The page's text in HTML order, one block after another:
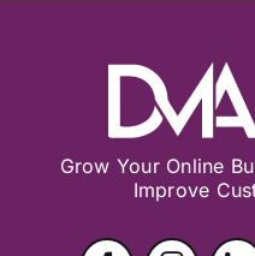
Grow Your Online
Improve